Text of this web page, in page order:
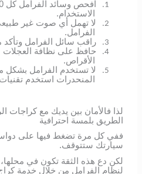
1.
الاستخدام.
2.
لا تهمل أي صوت غير
الفرامل.
3. راقب سائل الفرامل وتأكد
4.
حافظ على نظافة العجلات
الأقراص.
5.
لا تستخدم الفرامل بشكل
المنحدرات استخدم تقنيات
لذا فالأمان بين يديك مع كراجات
الطريق بلمسة احترافية
ففي كل مرة تضغط فيها على
سيارتك ستتوقف.
لكن دع هذه الثقة تكون في
لنظام الفرامل من خلال خدمة كراج